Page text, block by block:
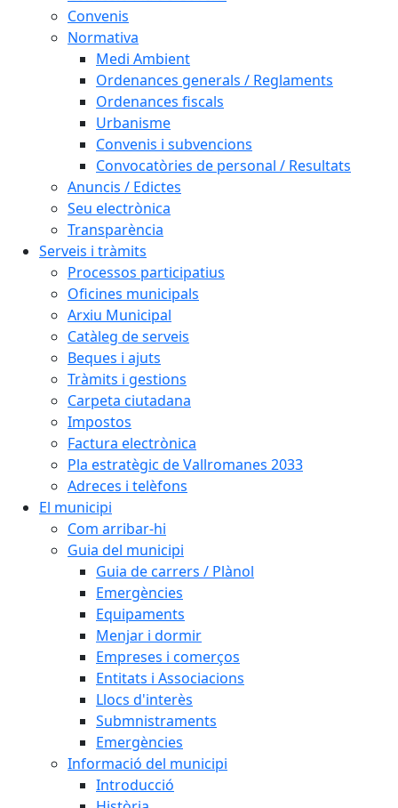
Convenis
Normativa
Medi Ambient
Ordenances generals / Reglaments
Ordenances fiscals
Urbanisme
Convenis i subvencions
Convocatòries de personal / Resultats
Anuncis / Edictes
Seu electrònica
Transparència
Serveis i tràmits
Processos participatius
Oficines municipals
Arxiu Municipal
Catàleg de serveis
Beques i ajuts
Tràmits i gestions
Carpeta ciutadana
Impostos
Factura electrònica
Pla estratègic de Vallromanes 2033
Adreces i telèfons
El municipi
Com arribar-hi
Guia del municipi
Guia de carrers / Plànol
Emergències
Equipaments
Menjar i dormir
Empreses i comerços
Entitats i Associacions
Llocs d'interès
Submnistraments
Emergències
Informació del municipi
Introducció